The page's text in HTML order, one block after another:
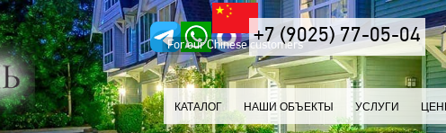
For our Chinese customers+7 (9025) 77-05-04
КАТАЛОГ НАШИ ОБЪЕКТЫ УСЛУГИ